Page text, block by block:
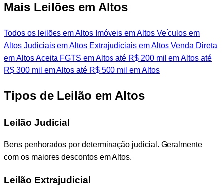
Mais Leilões em Altos
Todos os leilões em Altos Imóveis em Altos Veículos em
Altos Judiciais em Altos Extrajudiciais em Altos Venda Direta
em AltosAceita FGTS em Altos até R$ 200 mil em Altos até
R$ 300 mil em Altos até R$ 500 mil em Altos
Tipos de Leilão em Altos
Leilão Judicial
Bens penhorados por determinação judicial. Geralmente
com os maiores descontos em Altos.
Leilão Extrajudicial